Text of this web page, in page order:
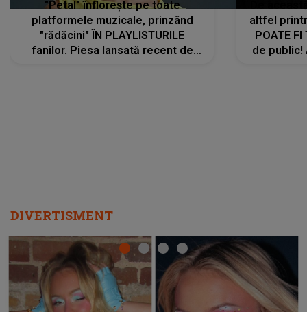
"Petal" înflorește pe toate
platformele muzicale, prinzând
"rădăcini" ÎN PLAYLISTURILE
fanilor. Piesa lansată recent de
altfel
POATE FI
de public!
DIVERTISMENT